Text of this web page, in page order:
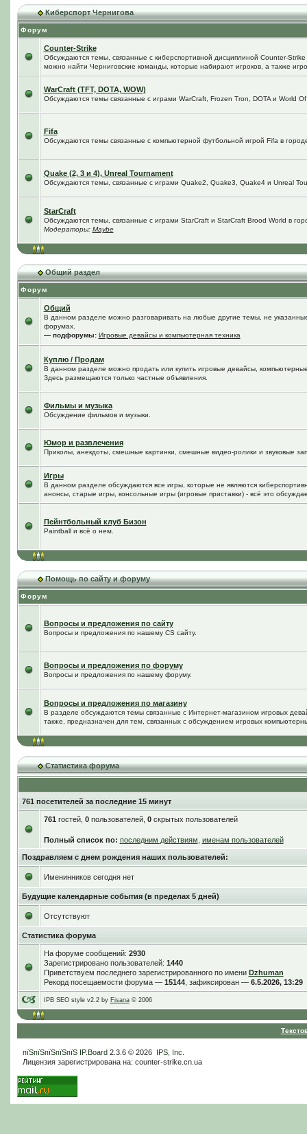
Киберспорт Чернигова
Форум
Counter-Strike
Обсуждаются темы, связанные с киберспортивной дисциплиной Counter-Strike
можно найти Черниговские команды, которые набирают игроков, а также
WarCraft (TFT, DOTA, WOW)
Обсуждаются темы связанные с играми WarCraft, Frozen Tron, DOTA и World
Fifa
Обсуждаются темы связанные с компьютерной футбольной игрой Fifa в
Quake (2, 3 и 4), Unreal Tournament
Обсуждаются темы, связанные с играми Quake2, Quake3, Quake4 и Unreal
StarCraft
Обсуждаются темы, связанные с играми StarCraft и StarCraft Brood World в
Модераторы: Maybe
Общий раздел
Форум
Общий
В данном разделе можно разговаривать на любые другие темы, не
форумах.
— подфорумы: Игровые девайсы и компьютерная техника
Куплю / Продам
В данном разделе можно продать или купить игровые девайсы,
Здесь размещаются только частные объявления.
Фильмы и музыка
Обсуждение фильмов и музыки.
Юмор и развлечения
Приколы, анекдоты, смешные картинки, смешные видео-ролики и звуковые
Игры
В данном разделе обсуждаются все игры, которые не являются
анонсы, старые игры, консольные игры (игровые приставки) - всё это
Пейнтбольный клуб Бизон
Paintball и всё о нем.
Помощь по сайту и форуму
Форум
Вопросы и предложения по сайту
Вопросы и предложения по нашему CS сайту.
Вопросы и предложения по форуму
Вопросы и предложения по нашему форуму.
Вопросы и предложения по магазину
В разделе обсуждаются темы связанные с Интернет-магазином игровых
также, предназначен для тем, связанных с обсуждением игровых
Статистика форума
761 посетителей за последние 15 минут
761 гостей, 0пользователей, 0скрытых пользователей
Полный список по: последним действиям именам пользователей
Поздравляем с днем рождения наших пользователей:
Именинников сегодня нет
Будущие календарные события (в пределах 5 дней)
Отсутствуют
Статистика форума
На форуме сообщений: 2930
Зарегистрировано пользователей: 1440
Приветствуем последнего зарегистрированного по имени Dzhuman
Рекорд посещаемости форума — 15144, зафиксирован — 6.5.2026, 13:29
IPB SEO style v2.2 by Fisana© 2006
пїЅпїЅпїЅпїЅпїЅ IP.Board2.3.6 © 2026 IPS, Inc
Лицензия зарегистрирована на: counter-strike.cn.ua